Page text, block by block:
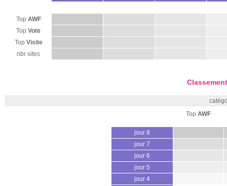
Top AWF
Top Vote
Top Visite
nbr sites
Top AWF
jour 8
jour 7
jour 6
jour 5
jour 4